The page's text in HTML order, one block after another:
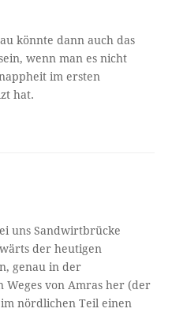
könnte dann auch das
wenn man es nicht
im ersten
hat.
uns Sandwirtbrücke
der heutigen
genau in der
Weges von Amras her (der
nördlichen Teil einen